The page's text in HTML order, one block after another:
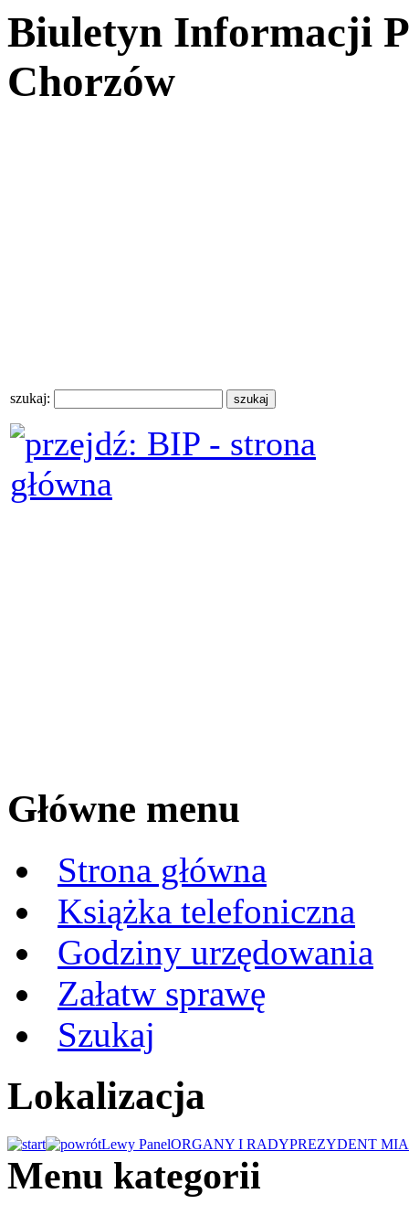
Biuletyn Informacji
Chorzów
szukaj:
Główne menu
Strona główna
Książka telefoniczna
Godziny urzędowania
Załatw sprawę
Szukaj
Lokalizacja
Lewy PanelORGANY I RADYPREZYDENT
Menu kategorii